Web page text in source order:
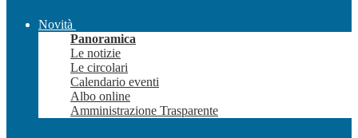
Novità
Panoramica
Le notizie
Le circolari
Calendario eventi
Albo online
Amministrazione Trasparente